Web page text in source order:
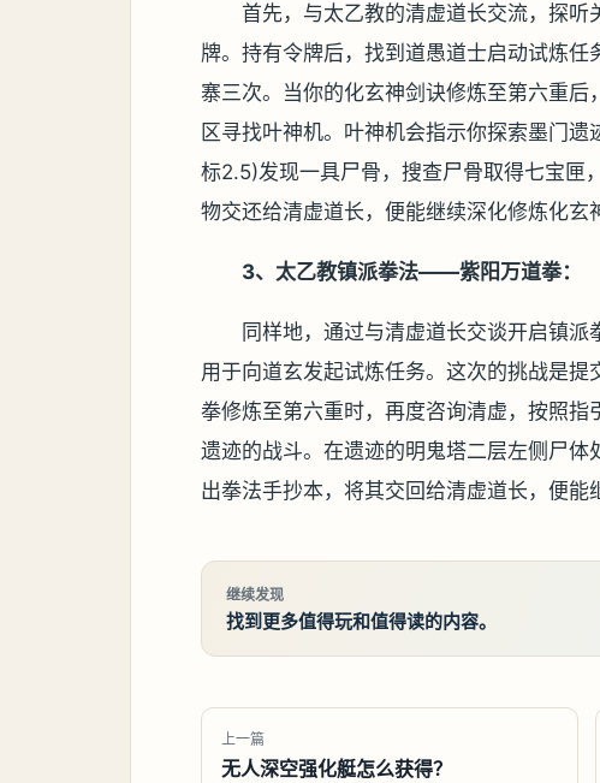
首先，与太乙教的清虚道长交流，探
牌。持有令牌后，找到道愚道士启动试炼
寨三次。当你的化玄神剑诀修炼至第六重
区寻找叶神机。叶神机会指示你探索墨门
标2.5)发现一具尸骨，搜查尸骨取得七宝匣
物交还给清虚道长，便能继续深化修炼化玄
3、太乙教镇派拳法——紫阳万道拳：
同样地，通过与清虚道长交谈开启镇派
用于向道玄发起试炼任务。这次的挑战是
拳修炼至第六重时，再度咨询清虚，按照
遗迹的战斗。在遗迹的明鬼塔二层左侧尸体
出拳法手抄本，将其交回给清虚道长，便能
继续发现
找到更多值得玩和值得读的内容。
上一篇
无人深空强化艇怎么获得？